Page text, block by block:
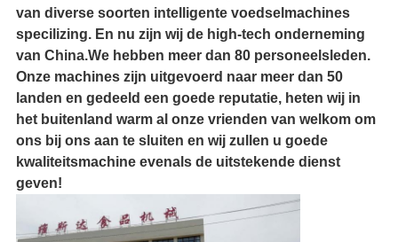
van diverse soorten intelligente voedselmachines
specilizing. En nu zijn wij de high-tech onderneming
van China.We hebben meer dan 80 personeelsleden.
Onze machines zijn uitgevoerd naar meer dan 50
landen en gedeeld een goede reputatie, heten wij in
het buitenland warm al onze vrienden van welkom om
ons bij ons aan te sluiten en wij zullen u goede
kwaliteitsmachine evenals de uitstekende dienst
geven!